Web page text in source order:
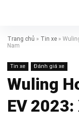
Trang chủ » Tin xe »
Nam
Tin xe Đánh giá xe
Wuling
EV